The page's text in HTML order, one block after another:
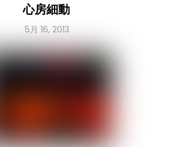
心房細動
5月 16, 2013